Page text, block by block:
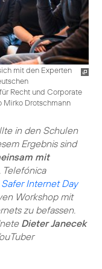
mit den Experten
Recht und Corporate
Mirko Drotschmann
in den Schulen
Ergebnis sind
mit
Safer Internet Day
Workshop mit
zu befassen.
Dieter Janecek